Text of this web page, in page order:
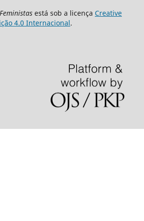
está sob a licença Creative
4.0 Internacional.